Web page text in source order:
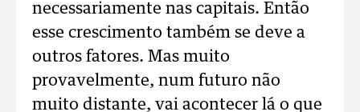
necessariamente nas capitais. Então
esse crescimento também se deve a
outros fatores. Mas muito
provavelmente, num futuro não
muito distante, vai acontecer lá o que